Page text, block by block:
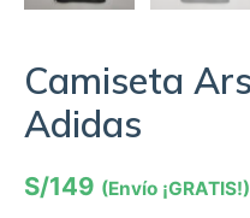
Camiseta
Adidas
S/149 (Envío ¡GRATIS!)